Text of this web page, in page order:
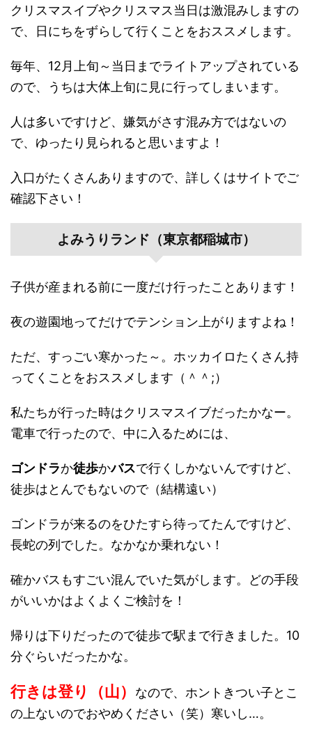
クリスマスイブやクリスマス当日は激混みしますの
で、日にちをずらして行くことをおススメします。
毎年、12月上旬～当日までライトアップされている
ので、うちは大体上旬に見に行ってしまいます。
人は多いですけど、嫌気がさす混み方ではないの
で、ゆったり見られると思いますよ！
入口がたくさんありますので、詳しくはサイトでご
確認下さい！
よみうりランド（東京都稲城市）
子供が産まれる前に一度だけ行ったことあります！
夜の遊園地ってだけでテンション上がりますよね！
ただ、すっごい寒かった～。ホッカイロたくさん持
ってくことをおススメします（＾＾;）
私たちが行った時はクリスマスイブだったかなー。
電車で行ったので、中に入るためには、
ゴンドラか徒歩かバスで行くしかないんですけど、
徒歩はとんでもないので（結構遠い）
ゴンドラが来るのをひたすら待ってたんですけど、
長蛇の列でした。なかなか乗れない！
確かバスもすごい混んでいた気がします。どの手段
がいいかはよくよくご検討を！
帰りは下りだったので徒歩で駅まで行きました。10
分ぐらいだったかな。
行きは登り（山）
なので、ホントきつい子とこ
の上ないのでおやめください（笑）寒いし…。